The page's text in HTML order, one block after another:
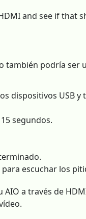
and see if that
también podría
dispositivos USB y
segundos.
escuchar los
a través de